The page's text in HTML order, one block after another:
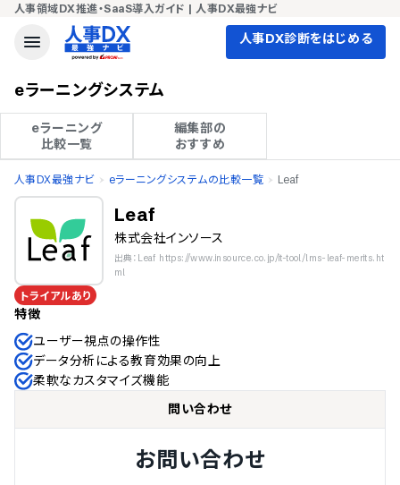
人事領域DX推進・SaaS導入ガイド | 人事DX最強ナビ
人事DX診断をはじめる
eラーニングシステム
eラーニング
比較一覧
編集部の
おすすめ
人事DX最強ナビ eラーニングシステムの比較一覧 Leaf
Leaf
株式会社インソース
出典：Leaf https://www.insource.co.jp/it-tool/lms-leaf-merits.ht
ml
トライアルあり
特徴
ユーザー視点の操作性
データ分析による教育効果の向上
柔軟なカスタマイズ機能
問い合わせ
お問い合わせ